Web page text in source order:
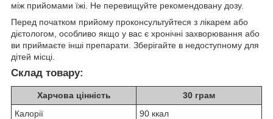
між прийомами їжі. Не перевищуйте рекомендовану дозу.
Перед початком прийому проконсультуйтеся з лікарем або
дієтологом, особливо якщо у вас є хронічні захворювання або
ви приймаєте інші препарати. Зберігайте в недоступному для
дітей місці.
Склад товару:
Харчова цінність
30 грам
Калорії
90 ккал